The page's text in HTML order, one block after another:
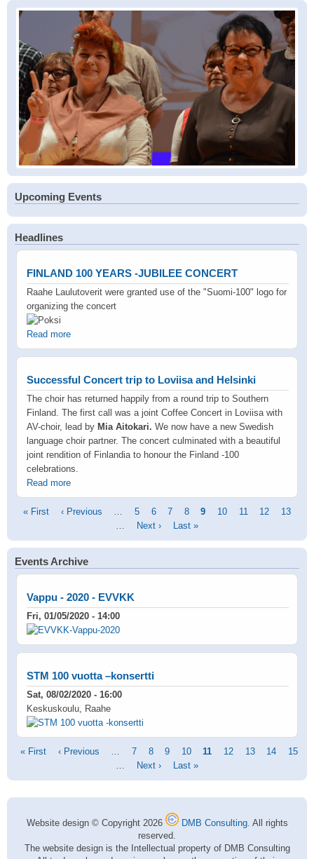
Upcoming Events
Headlines
FINLAND 100 YEARS -JUBILEE CONCERT
Raahe Laulutoverit were granted use of the "Suomi-100" logo for
organizing the concert
Read more
Successful Concert trip to Loviisa and Helsinki
The choir has returned happily from a round trip to Southern
Finland. The first call was a joint Coffee Concert in Loviisa with
AV-choir, lead by Mia Aitokari. We now have a new Swedish
language choir partner. The concert culminated with a beautiful
joint rendition of Finlandia to honour the Finland -100
celebrations.
Read more
Pagination
First
« First
Previous
‹ Previous … Page
5 Page
6 Page
7 Page
8
Current
9 Page
10 Page
11 Page
12 Page
13
…
Next
page
Next ›
Last
page
Last »
Events Archive
Vappu - 2020 - EVVKK
Fri, 01/05/2020 - 14:00
STM 100 vuotta –konsertti
Sat, 08/02/2020 - 16:00
Keskuskoulu, Raahe
Pagination
First
« First
Previous
‹ Previous … Page
7 Page
8 Page
9 Page
10
Current
11 Page
12 Page
13 Page
14 Page
15
…
Next
page
Next ›
Last
page
Last »
Website design © Copyright 2026 DMB Consulting. All rights
reserved.
The website design is the Intellectual property of DMB Consulting